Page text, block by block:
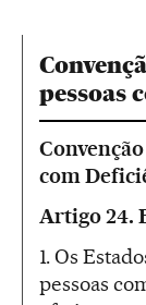
pessoas
com
Artigo 24.
1. Os
pessoas